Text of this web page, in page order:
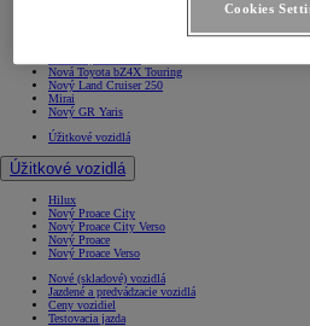
Nová Toyota bZ4X Touring
Nový Land Cruiser 250
Mirai
Nový GR Yaris
Úžitkové vozidlá
Úžitkové vozidlá
Hilux
Nový Proace City
Nový Proace City Verso
Nový Proace
Nový Proace Verso
Nové (skladové) vozidlá
Jazdené a predvádzacie vozidlá
Ceny vozidiel
Testovacia jazda
Cookies